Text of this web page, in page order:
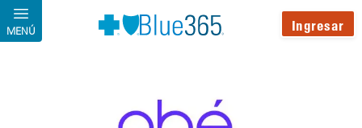
Pasar al contenido principal
MENÚ Ingresar